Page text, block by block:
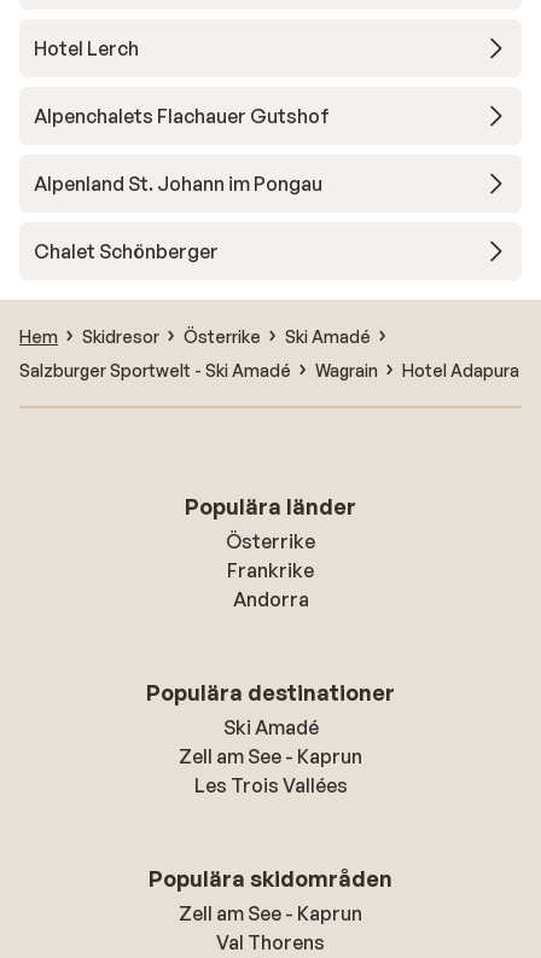
Hotel Lerch
Alpenchalets Flachauer Gutshof
Alpenland St. Johann im Pongau
Chalet Schönberger
Hem Skidresor Österrike
Ski Amadé
Salzburger Sportwelt - Ski Amadé
Wagrain Hotel Adapura
Populära länder
Österrike
Frankrike
Andorra
Populära destinationer
Ski Amadé
Zell am See - Kaprun
Les Trois Vallées
Populära skidområden
Zell am See - Kaprun
Val Thorens